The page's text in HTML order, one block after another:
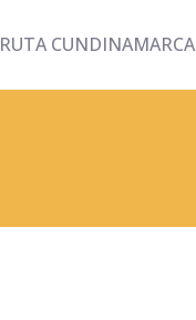
RUTA CUNDINAMARCA